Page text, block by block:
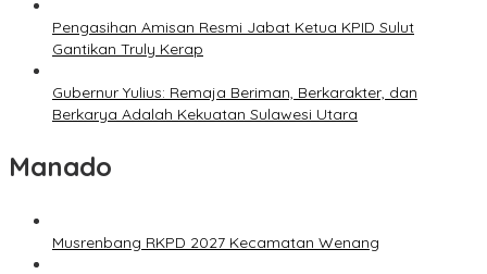
Pengasihan Amisan Resmi Jabat Ketua KPID Sulut
Gantikan Truly Kerap
Gubernur Yulius: Remaja Beriman, Berkarakter, dan
Berkarya Adalah Kekuatan Sulawesi Utara
Manado
Musrenbang RKPD 2027 Kecamatan Wenang